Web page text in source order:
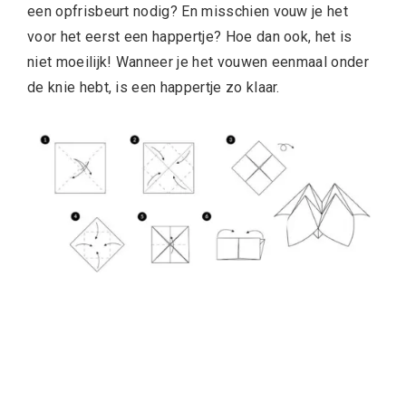
een opfrisbeurt nodig? En misschien vouw je het
voor het eerst een happertje? Hoe dan ook, het is
niet moeilijk! Wanneer je het vouwen eenmaal onder
de knie hebt, is een happertje zo klaar.